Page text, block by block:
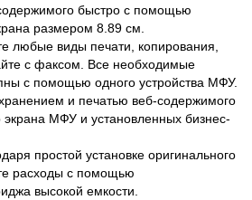
быстро с помощью
размером 8.89 см.
любые виды печати, копирования,
с факсом. Все необходимые
с помощью одного устройства МФУ.
и печатью веб-содержимого
МФУ и установленных бизнес-
простой установке оригинального
расходы с помощью
высокой емкости.